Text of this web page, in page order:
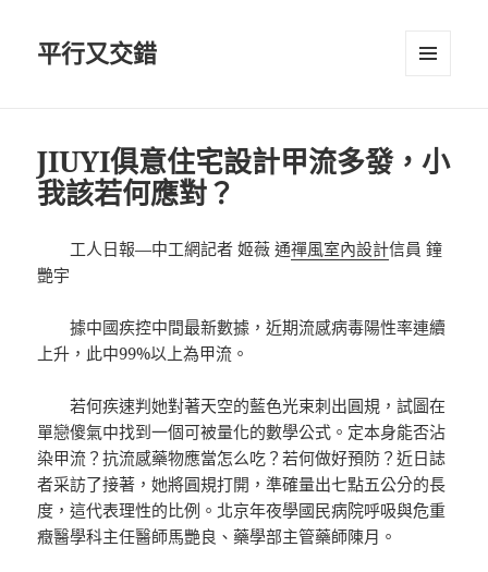
平行又交錯
JIUYI俱意住宅設計甲流多發，小
我該若何應對？
工人日報—中工網記者 姬薇 通禪風室內設計信員 鐘
艷宇
據中國疾控中間最新數據，近期流感病毒陽性率連續
上升，此中99%以上為甲流。
若何疾速判她對著天空的藍色光束刺出圓規，試圖在
單戀傻氣中找到一個可被量化的數學公式。定本身能否沾
染甲流？抗流感藥物應當怎么吃？若何做好預防？近日誌
者采訪了接著，她將圓規打開，準確量出七點五公分的長
度，這代表理性的比例。北京年夜學國民病院呼吸與危重
癥醫學科主任醫師馬艷良、藥學部主管藥師陳月。